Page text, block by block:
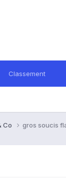
Classement
Co gros soucis